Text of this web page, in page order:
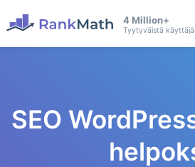
4 Million+
Tyytyväistä
SEO